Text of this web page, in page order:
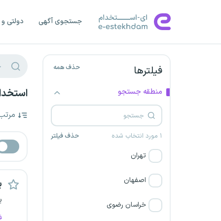
جستجوی آگهی دولتی
فیلترها حذف همه
منطقه جستجو
۱ مورد انتخاب شده حذف فیلتر
تهران
اصفهان
خراسان رضوی